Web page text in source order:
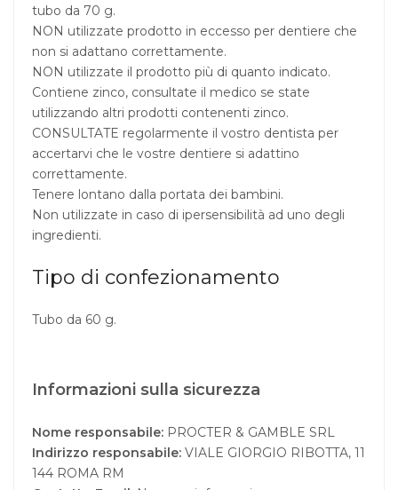
tubo da 70 g.
NON utilizzate prodotto in eccesso per dentiere che
non si adattano correttamente.
NON utilizzate il prodotto più di quanto indicato.
Contiene zinco, consultate il medico se state
utilizzando altri prodotti contenenti zinco.
CONSULTATE regolarmente il vostro dentista per
accertarvi che le vostre dentiere si adattino
correttamente.
Tenere lontano dalla portata dei bambini.
Non utilizzate in caso di ipersensibilità ad uno degli
ingredienti.
Tipo di confezionamento
Tubo da 60 g.
Informazioni sulla sicurezza
Nome responsabile: PROCTER & GAMBLE SRL
Indirizzo responsabile: VIALE GIORGIO RIBOTTA, 11
144 ROMA RM